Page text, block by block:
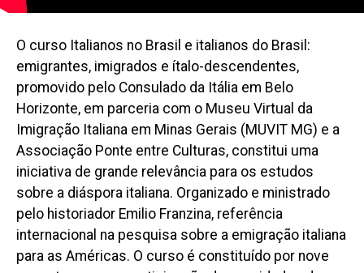
O curso Italianos no Brasil e italianos do Brasil:
emigrantes, imigrados e ítalo-descendentes,
promovido pelo Consulado da Itália em Belo
Horizonte, em parceria com o Museu Virtual da
Imigração Italiana em Minas Gerais (MUVIT MG) e a
Associação Ponte entre Culturas, constitui uma
iniciativa de grande relevância para os estudos
sobre a diáspora italiana. Organizado e ministrado
pelo historiador Emilio Franzina, referência
internacional na pesquisa sobre a emigração italiana
para as Américas. O curso é constituído por nove